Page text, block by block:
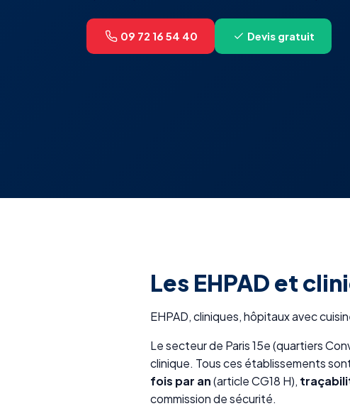
09 72 16 54 40 Devis gratuit
Les EHPAD et
EHPAD, cliniques, hôpitaux avec
Le secteur de Paris 15e (quartiers
clinique. Tous ces établissements
fois par an(article CG18 H),
commission de sécurité.